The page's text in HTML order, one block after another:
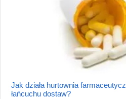
Jak działa hurtownia
łańcuchu dostaw?